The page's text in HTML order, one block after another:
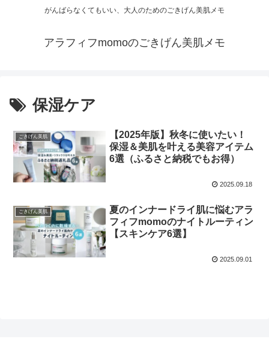
がんばらなくてもいい、大人のためのごきげん美肌メモ
アラフィフmomoのごきげん美肌メモ
保湿ケア
ごきげん美肌
【2025年版】秋冬に使いたい！
保湿＆美肌を叶える美容アイテム
6選（ふるさと納税でもお得）
2025.09.18
ごきげん美肌
夏のインナードライ肌に悩むアラ
フィフmomoのナイトルーティン
【スキンケア6選】
2025.09.01